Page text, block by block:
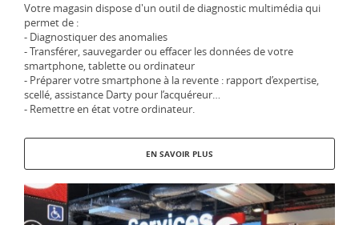
Votre magasin dispose d'un outil de diagnostic multimédia qui
permet de :
- Diagnostiquer des anomalies
- Transférer, sauvegarder ou effacer les données de votre
smartphone, tablette ou ordinateur
- Préparer votre smartphone à la revente : rapport d’expertise,
scellé, assistance Darty pour l’acquéreur…
- Remettre en état votre ordinateur.
EN SAVOIR PLUS